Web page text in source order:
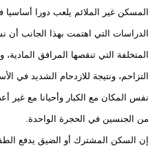
المسكن غير الملائم يلعب دورا
الدراسات التي اهتمت بهذا الجانب أن
المتخلفة التي تنقصها المرافق المادية،
التزاحم، ونتيجة للازدحام الشديد في
نفس المكان مع الكبار وأحيانا مع غير
من الجنسين في الحجرة الواحدة.
إن السكن المشترك أو الضيق يدفع